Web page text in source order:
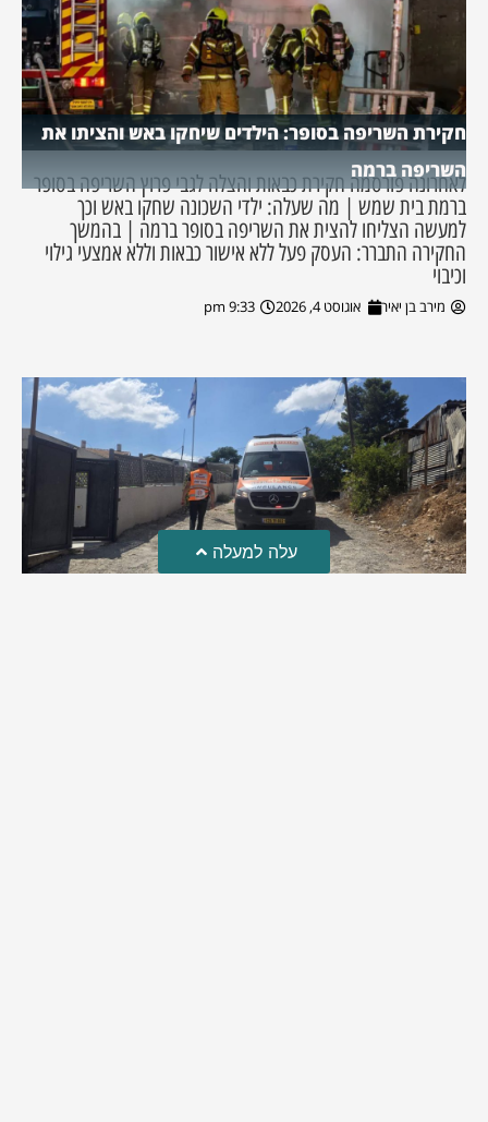
חקירת השריפה בסופר: הילדים שיחקו באש והציתו את
השריפה ברמה
לאחרונה פורסמה חקירת כבאות והצלה לגבי פרוץ השריפה בסופר
ברמת בית שמש | מה שעלה: ילדי השכונה שחקו באש וכך
למעשה הצליחו להצית את השריפה בסופר ברמה | בהמשך
החקירה התברר: העסק פעל ללא אישור כבאות וללא אמצעי גילוי
וכיבוי
מירב בן יאיר אוגוסט 4, 2026 9:33 pm
עלה למעלה